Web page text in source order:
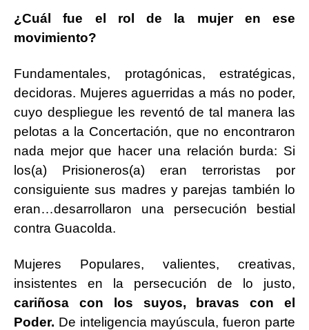
¿Cuál fue el rol de la mujer en ese
movimiento?
Fundamentales, protagónicas, estratégicas,
decidoras. Mujeres aguerridas a más no poder,
cuyo despliegue les reventó de tal manera las
pelotas a la Concertación, que no encontraron
nada mejor que hacer una relación burda: Si
los(a) Prisioneros(a) eran terroristas por
consiguiente sus madres y parejas también lo
eran…desarrollaron una persecución bestial
contra Guacolda.
Mujeres Populares, valientes, creativas,
insistentes en la persecución de lo justo,
cariñosa con los suyos, bravas con el
Poder. De inteligencia mayúscula, fueron parte